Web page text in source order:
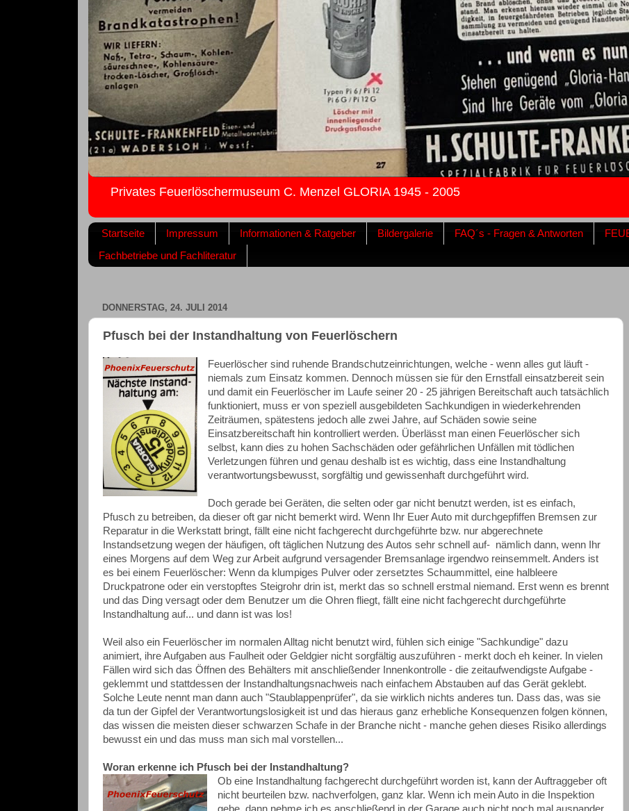
Privates Feuerlöschermuseum C. Menzel GLORIA 1945 - 2005
Startseite Impressum Informationen & Ratgeber Bildergalerie FAQ´s - Fragen & Antworten
Fachbetriebe und Fachliteratur
DONNERSTAG, 24. JULI 2014
Pfusch bei der Instandhaltung von Feuerlöschern
Feuerlöscher sind ruhende Brandschutzeinrichtungen, welche - wenn alles gut läuft -
niemals zum Einsatz kommen. Dennoch müssen sie für den Ernstfall einsatzbereit sein
und damit ein Feuerlöscher im Laufe seiner 20 - 25 jährigen Bereitschaft auch tatsächlich
funktioniert, muss er von speziell ausgebildeten Sachkundigen in wiederkehrenden
Zeiträumen, spätestens jedoch alle zwei Jahre, auf Schäden sowie seine
Einsatzbereitschaft hin kontrolliert werden. Überlässt man einen Feuerlöscher sich
selbst, kann dies zu hohen Sachschäden oder gefährlichen Unfällen mit tödlichen
Verletzungen führen und genau deshalb ist es wichtig, dass eine Instandhaltung
verantwortungsbewusst, sorgfältig und gewissenhaft durchgeführt wird.
Doch gerade bei Geräten, die selten oder gar nicht benutzt werden, ist es einfach,
Pfusch zu betreiben, da dieser oft gar nicht bemerkt wird. Wenn Ihr Euer Auto mit durchgepfiffen Bremsen zur
Reparatur in die Werkstatt bringt, fällt eine nicht fachgerecht durchgeführte bzw. nur abgerechnete
Instandsetzung wegen der häufigen, oft täglichen Nutzung des Autos sehr schnell auf- nämlich dann, wenn Ihr
eines Morgens auf dem Weg zur Arbeit aufgrund versagender Bremsanlage irgendwo reinsemmelt. Anders ist
es bei einem Feuerlöscher: Wenn da klumpiges Pulver oder zersetztes Schaummittel, eine halbleere
Druckpatrone oder ein verstopftes Steigrohr drin ist, merkt das so schnell erstmal niemand. Erst wenn es brennt
und das Ding versagt oder dem Benutzer um die Ohren fliegt, fällt eine nicht fachgerecht durchgeführte
Instandhaltung auf... und dann ist was los!
Weil also ein Feuerlöscher im normalen Alltag nicht benutzt wird, fühlen sich einige "Sachkundige" dazu
animiert, ihre Aufgaben aus Faulheit oder Geldgier nicht sorgfältig auszuführen - merkt doch eh keiner. In vielen
Fällen wird sich das Öffnen des Behälters mit anschließender Innenkontrolle - die zeitaufwendigste Aufgabe -
geklemmt und stattdessen der Instandhaltungsnachweis nach einfachem Abstauben auf das Gerät geklebt.
Solche Leute nennt man dann auch "Staublappenprüfer", da sie wirklich nichts anderes tun. Dass das, was sie
da tun der Gipfel der Verantwortungslosigkeit ist und das hieraus ganz erhebliche Konsequenzen folgen können,
das wissen die meisten dieser schwarzen Schafe in der Branche nicht - manche gehen dieses Risiko allerdings
bewusst ein und das muss man sich mal vorstellen...
Woran erkenne ich Pfusch bei der Instandhaltung?
Ob eine Instandhaltung fachgerecht durchgeführt worden ist, kann der Auftraggeber oft
nicht beurteilen bzw. nachverfolgen, ganz klar. Wenn ich mein Auto in die Inspektion
gebe, dann nehme ich es anschließend in der Garage auch nicht noch mal ausnander